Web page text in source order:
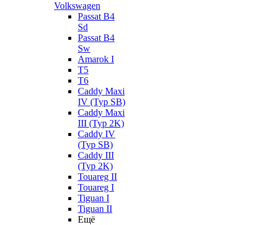
Volkswagen
Passat B4
Sd
Passat B4
Sw
Amarok I
T5
T6
Caddy Maxi
IV (Typ SB)
Caddy Maxi
III (Typ 2K)
Caddy IV
(Typ SB)
Caddy III
(Typ 2K)
Touareg II
Touareg I
Tiguan I
Tiguan II
Ещё